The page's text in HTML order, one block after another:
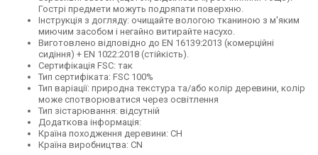
Гострі предмети можуть подряпати поверхню.
Інструкція з догляду: очищайте вологою тканиною з м'яким
миючим засобом і негайно витирайте насухо.
Виготовлено відповідно до EN 16139:2013 (комерційні
сидіння) + EN 1022:2018 (стійкість).
Сертифікація FSC: так
Тип сертифіката: FSC 100%
Тип варіації: природна текстура та/або колір деревини, колір
може спотворюватися через освітлення
Тип зістарювання: відсутній
Додаткова інформація:
Країна походження деревини: CH
Країна виробництва: CN